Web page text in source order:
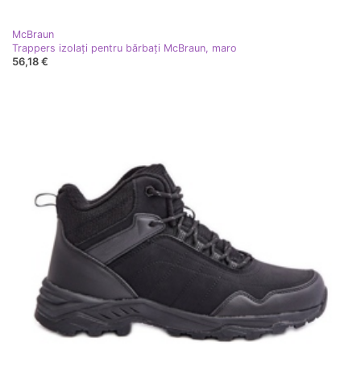
McBraun
Trappers izolați pentru bărbați McBraun, maro
56,18 €